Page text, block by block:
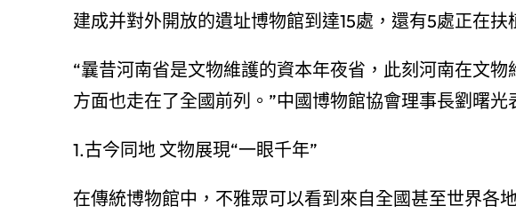
建成并對外開放的遺址博物館到達15處，還有5處正在扶
“曩昔河南省是文物維護的資本年夜省，此刻河南在文
方面也走在了全國前列。”中國博物館協會理事長劉曙光
1.古今同地 文物展現“一眼千年”
在傳統博物館中，不雅眾可以看到來自全國甚至世界各